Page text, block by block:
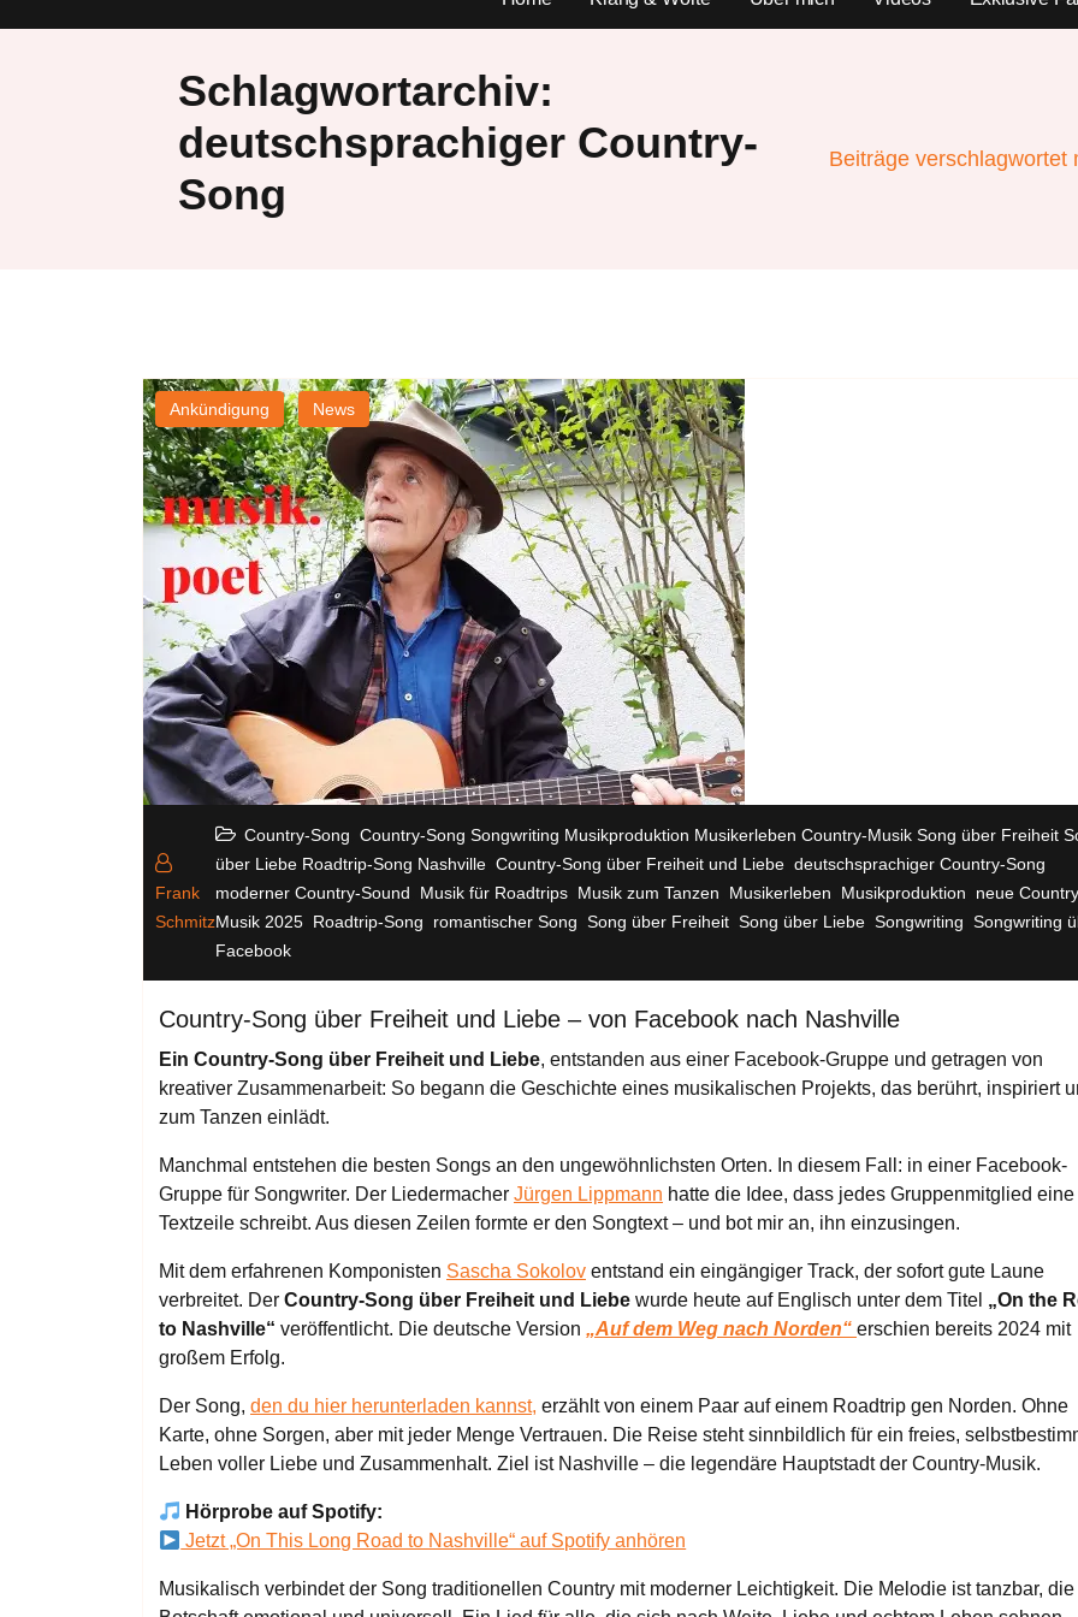
Schlagwortarchiv:
deutschsprachiger Country-
Song
Beiträge verschlagwortet
Ankündigung News
Frank
Schmitz
Country-Song Country-Song Songwriting Musikproduktion Musikerleben Country-Musik Song über Freiheit
über Liebe Roadtrip-Song Nashville Country-Song über Freiheit und Liebe deutschsprachiger Country-Song
moderner Country-Sound Musik für Roadtrips Musik zum Tanzen Musikerleben Musikproduktion
neue
Musik 2025 Roadtrip-Song romantischer Song Song über Freiheit Song über Liebe Songwriting Songwriting
Facebook
Country-Song über Freiheit und Liebe – von Facebook nach Nashville
Ein Country-Song über Freiheit und Liebe, entstanden aus einer Facebook-Gruppe und getragen von
kreativer Zusammenarbeit: So begann die Geschichte eines musikalischen Projekts, das berührt, inspiriert
zum Tanzen einlädt.
Manchmal entstehen die besten Songs an den ungewöhnlichsten Orten. In diesem Fall: in einer Facebook-
Gruppe für Songwriter. Der Liedermacher Jürgen Lippmann hatte die Idee, dass jedes Gruppenmitglied eine
Textzeile schreibt. Aus diesen Zeilen formte er den Songtext – und bot mir an, ihn einzusingen.
Mit dem erfahrenen Komponisten Sascha Sokolov entstand ein eingängiger Track, der sofort gute Laune
verbreitet. Der Country-Song über Freiheit und Liebe wurde heute auf Englisch unter dem Titel „On the
to Nashville“ veröffentlicht. Die deutsche Version „Auf dem Weg nach Norden“ erschien bereits 2024 mit
großem Erfolg.
Der Song, den du hier herunterladen kannst, erzählt von einem Paar auf einem Roadtrip gen Norden. Ohne
Karte, ohne Sorgen, aber mit jeder Menge Vertrauen. Die Reise steht sinnbildlich für ein freies,
Leben voller Liebe und Zusammenhalt. Ziel ist Nashville – die legendäre Hauptstadt der Country-Musik.
Hörprobe auf Spotify:
Jetzt „On This Long Road to Nashville“ auf Spotify anhören
Musikalisch verbindet der Song traditionellen Country mit moderner Leichtigkeit. Die Melodie ist tanzbar, die